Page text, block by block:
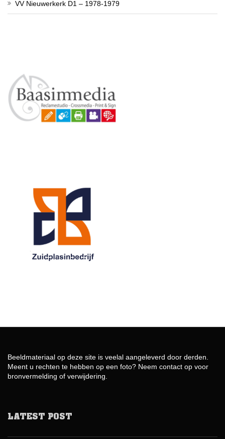
VV Nieuwerkerk D1 – 1978-1979
Beeldmateriaal op deze site is veelal aangeleverd door derden.
Meent u rechten te hebben op een foto? Neem contact op voor
bronvermelding of verwijdering.
LATEST POST